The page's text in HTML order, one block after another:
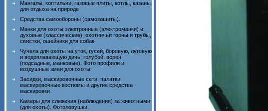
Мангалы, коптильни, газовые плиты, котлы, казаны
для отдыха на природе
Средства самообороны (самозащиты).
Манки для охоты электронные (электроманки) и
духовые (классические), охотничьи горны и трубы,
свистки, ошейники для собак
Чучела для охоты на уток, гусей, боровую, луговую
и водоплавающую дичь, голубей, ворон
(подсадные, манковые). Фото профили и
воздушные змеи для охоты.
Засидки, маскировочные сети, палатки,
маскировочные костюмы и другие средства
маскировки
Камеры для слежения (наблюдения) за животными
(для охоты). Фотоловушки.